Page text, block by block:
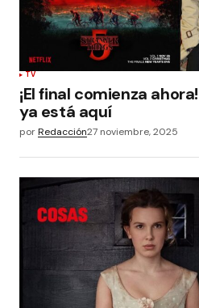
TV
¡El final comienza
ya está aquí
porRedacción27 noviembre, 2025